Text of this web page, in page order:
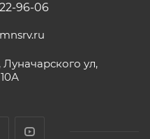
96-06
ул,